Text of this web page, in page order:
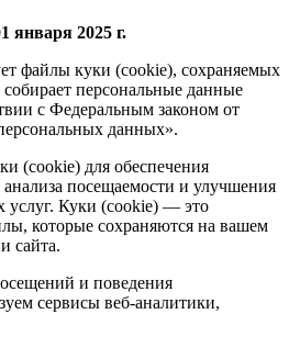
января 2025 г.
файлы куки (cookie), сохраняемых
собирает персональные данные
с Федеральным законом от
данных».
(cookie) для обеспечения
анализа посещаемости и улучшения
услуг. Куки (cookie) — это
которые сохраняются на вашем
сайта.
и поведения
сервисы веб-аналитики,